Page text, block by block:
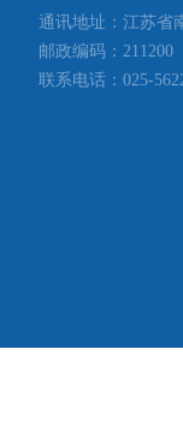
通讯地址：江苏省
邮政编码：211200
联系电话：025-